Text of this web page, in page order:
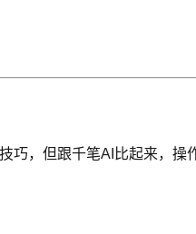
巧，但跟千笔AI比起来，